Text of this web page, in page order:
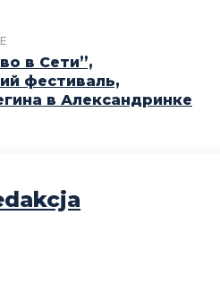
в Сети”,
фестиваль,
в Александринке